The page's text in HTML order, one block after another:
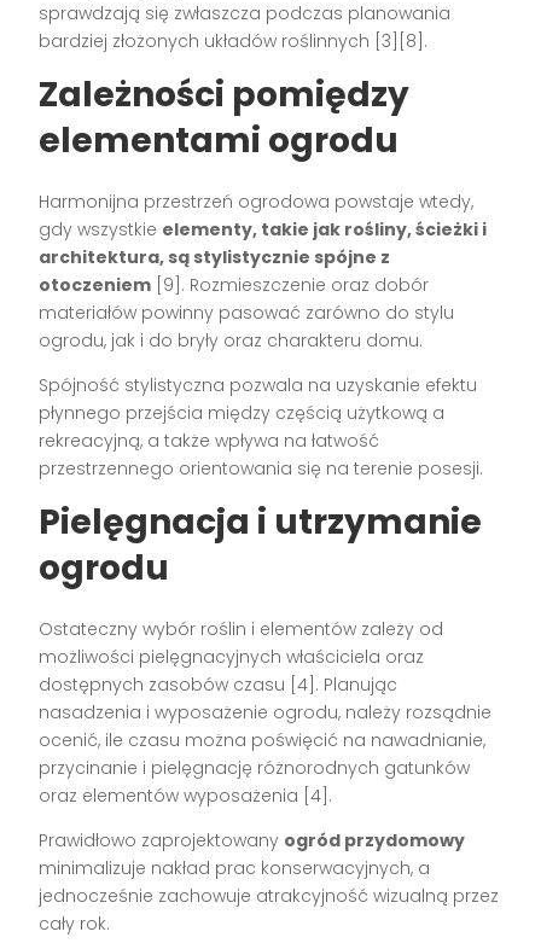
sprawdzają się zwłaszcza podczas planowania
bardziej złożonych układów roślinnych [3][8].
Zależności pomiędzy
elementami ogrodu
Harmonijna przestrzeń ogrodowa powstaje wtedy,
gdy wszystkie elementy, takie jak rośliny, ścieżki i
architektura, są stylistycznie spójne z
otoczeniem [9]. Rozmieszczenie oraz dobór
materiałów powinny pasować zarówno do stylu
ogrodu, jak i do bryły oraz charakteru domu.
Spójność stylistyczna pozwala na uzyskanie efektu
płynnego przejścia między częścią użytkową a
rekreacyjną, a także wpływa na łatwość
przestrzennego orientowania się na terenie posesji.
Pielęgnacja i utrzymanie
ogrodu
Ostateczny wybór roślin i elementów zależy od
możliwości pielęgnacyjnych właściciela oraz
dostępnych zasobów czasu [4]. Planując
nasadzenia i wyposażenie ogrodu, należy rozsądnie
ocenić, ile czasu można poświęcić na nawadnianie,
przycinanie i pielęgnację różnorodnych gatunków
oraz elementów wyposażenia [4].
Prawidłowo zaprojektowany ogród przydomowy
minimalizuje nakład prac konserwacyjnych, a
jednocześnie zachowuje atrakcyjność wizualną przez
cały rok.